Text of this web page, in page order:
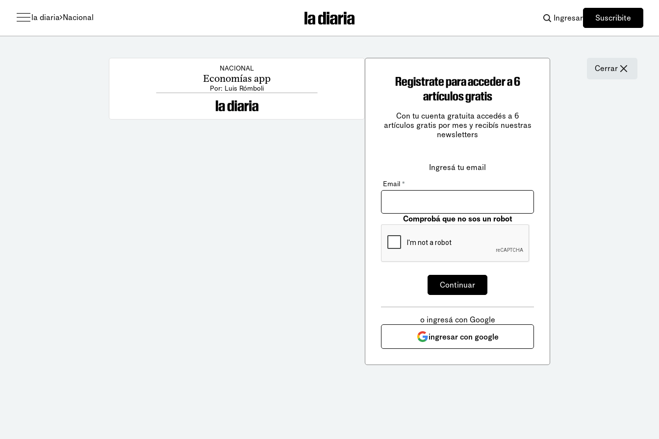
la diaria Nacional Ingresar Suscribite
NACIONAL
Economías app
Por: Luis Rómboli
Cerrar
Registrate para acceder a 6
artículos gratis
Con tu cuenta gratuita accedés a 6
artículos gratis por mes y recibís nuestras
newsletters
Ingresá tu email
Email *
Comprobá que no sos un robot
o ingresá con Google
ingresar con google